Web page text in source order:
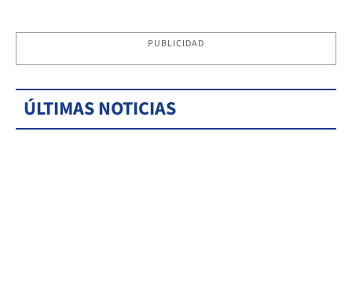
PUBLICIDAD
ÚLTIMAS NOTICIAS